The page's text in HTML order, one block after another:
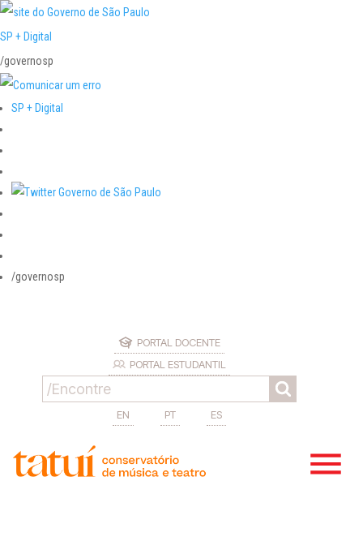
SP + Digital
/governosp
SP + Digital
/governosp
PORTAL DOCENTE
PORTAL ESTUDANTIL
EN PT ES